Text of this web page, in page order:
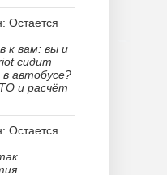
Остается
к вам: вы и
сидит
автобусе?
и расчёт
Остается